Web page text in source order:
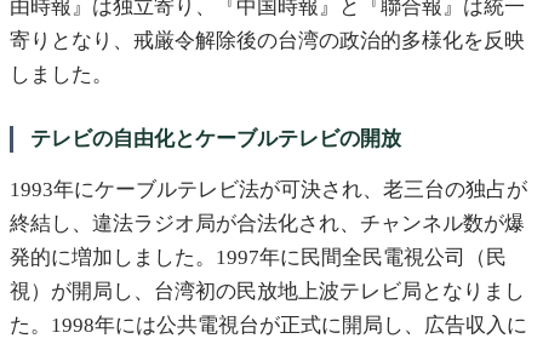
由時報』は独立寄り、『中国時報』と『聯合報』は統一
寄りとなり、戒厳令解除後の台湾の政治的多様化を反映
しました。
テレビの自由化とケーブルテレビの開放
1993年にケーブルテレビ法が可決され、老三台の独占が
終結し、違法ラジオ局が合法化され、チャンネル数が爆
発的に増加しました。1997年に民間全民電視公司（民
視）が開局し、台湾初の民放地上波テレビ局となりまし
た。1998年には公共電視台が正式に開局し、広告収入に